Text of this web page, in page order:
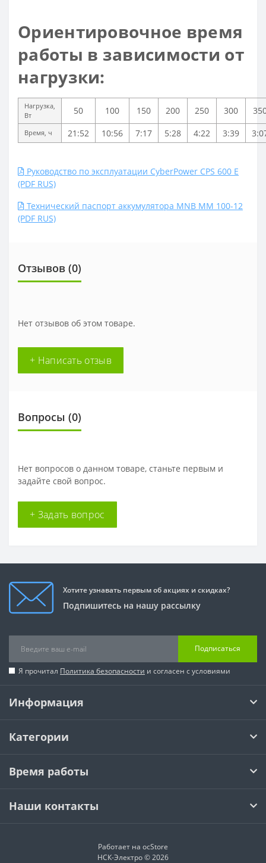
Ориентировочное время
работы в зависимости от
нагрузки:
Нагрузка,
Вт
50 100 150 200 250 300
Время, ч 21:52 10:56 7:17 5:28 4:22 3:39
Руководство по эксплуатации CyberPower CPS 600 E
(PDF RUS)
Технический паспорт аккумулятора MNB MM 100-12
(PDF RUS)
Отзывов (0)
Нет отзывов об этом товаре.
+ Написать отзыв
Вопросы (0)
Нет вопросов о данном товаре, станьте первым и
задайте свой вопрос.
+ Задать вопрос
Хотите узнавать первым об акциях и скидках?
Подпишитесь на нашу рассылку
Подписаться
Я прочитал Политика безопасности и согласен с условиями
Информация
Категории
Время работы
Наши контакты
Работает на ocStore
НСК-Электро © 2026